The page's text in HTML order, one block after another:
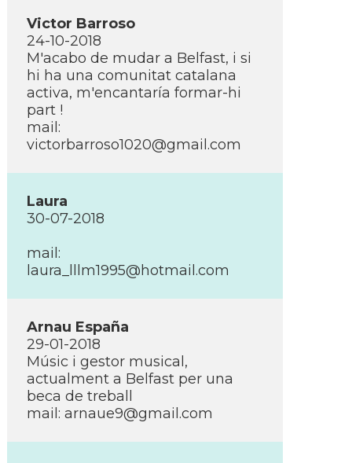
Victor Barroso
24-10-2018
M'acabo de mudar a Belfast, i si
hi ha una comunitat catalana
activa, m'encantarí­a formar-hi
part !
mail:
victorbarroso1020@gmail.com
Laura
30-07-2018
mail:
laura_lllm1995@hotmail.com
Arnau España
29-01-2018
Músic i gestor musical,
actualment a Belfast per una
beca de treball
mail: arnaue9@gmail.com